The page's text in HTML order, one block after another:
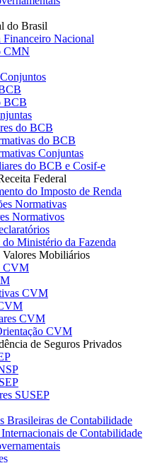
do Brasil
Financeiro Nacional
CMN
BCB
do BCB
do BCB
Conjuntas
do BCB e Cosif-e
Federal
do Imposto de Renda
Normativas
Normativos
Ministério da Fazenda
Mobiliários
CVM
CVM
CVM
CVM
de Seguros Privados
SUSEP
Brasileiras de Contabilidade
de Contabilidade